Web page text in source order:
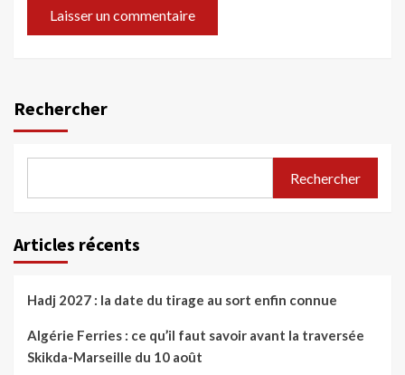
Rechercher
Rechercher
Articles récents
Hadj 2027 : la date du tirage au sort enfin connue
Algérie Ferries : ce qu’il faut savoir avant la traversée
Skikda-Marseille du 10 août